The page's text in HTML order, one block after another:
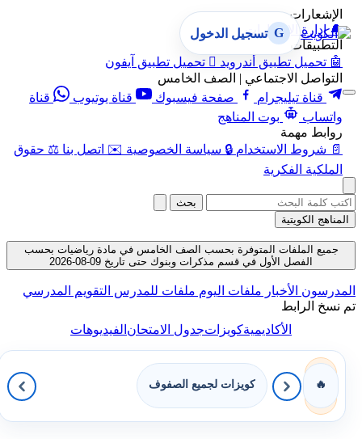
الإشعارات
🔔 إدارة الإشعارات
التطبيقات
تحميل تطبيق أندرويد  تحميل تطبيق آيفون
التواصل الاجتماعي | الصف الخامس
قناة تيليجرام
صفحة فيسبوك قناة يوتيوب
قناة
واتساب
بوت المناهج
روابط مهمة
شروط الاستخدام 🔒 سياسة الخصوصية ✉️ اتصل بنا ⚖️ حقوق
الملكية الفكرية
G تسجيل الدخول
بحث
المناهج الكويتية
جميع الملفات المتوفرة بحسب الصف الخامس في مادة رياضيات بحسب
الفصل الأول في قسم مذكرات وبنوك حتى تاريخ 09-08-2026
الأخبارملفات اليومملفات للمدرسالتقويم المدرسي
نسخ الرابط
الأكاديميةكويزاتجدول الامتحانالفيديوهات
كويزات لجميع الصفوف